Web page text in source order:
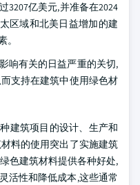
3207亿美元,并准备在2024
太区域和北美日益增加的建
响有关的日益严重的关切,
支持在建筑中使用绿色材
建筑项目的设计、生产和
料的使用突出了实施建筑
色建筑材料提供各种好处,
活性和降低成本,这些通常